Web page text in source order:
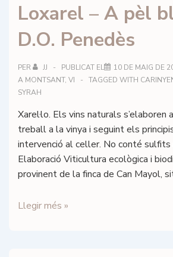
Ancestral
–
D.O.
Loxarel – A pèl
D.O. Penedès
PER JJ PUBLICAT EL 10 DE MAIG DE
A MONTSANT, VI TAGGED WITH
SYRAH
Xarel·lo. Els vins naturals s’elaboren
treball a la vinya i seguint els
intervenció al celler. No conté sulfits
Elaboració Viticultura ecològica i
provinent de la finca de Can Mayol,
Loxarel
Llegir més »